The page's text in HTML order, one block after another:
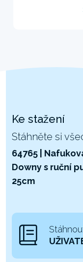
Ke stažení
Stáhněte si
64765 |
Downy s ruční
25cm